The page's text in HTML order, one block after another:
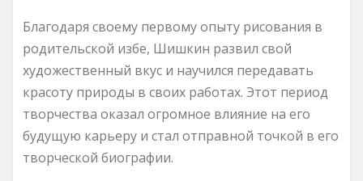
Благодаря своему первому опыту рисования в
родительской избе, Шишкин развил свой
художественный вкус и научился передавать
красоту природы в своих работах. Этот период
творчества оказал огромное влияние на его
будущую карьеру и стал отправной точкой в его
творческой биографии.